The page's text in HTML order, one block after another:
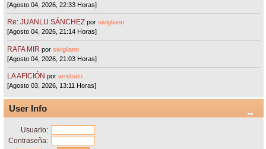
[Agosto 04, 2026, 22:33 Horas]
Re: JUANLU SÁNCHEZ porsivigliano
[Agosto 04, 2026, 21:14 Horas]
RAFA MIR porsivigliano
[Agosto 04, 2026, 21:03 Horas]
LA AFICIÓN porarrebato
[Agosto 03, 2026, 13:11 Horas]
User Info
Usuario:
Contraseña: